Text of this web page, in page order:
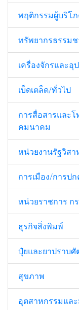
พฤติกรรมผู้บริโ
ทรัพยากรธรรม
เครื่องจักรและอุ
เบ็ดเตล็ด/ทั่วไป
การสื่อสารและ
คมนาคม
หน่วยงานรัฐวิสา
การเมือง/การป
หน่วยราชการ ก
ธุรกิจสิ่งพิมพ์
ปุ๋ยและยาปราบศั
สุขภาพ
อุตสาหกรรมแล